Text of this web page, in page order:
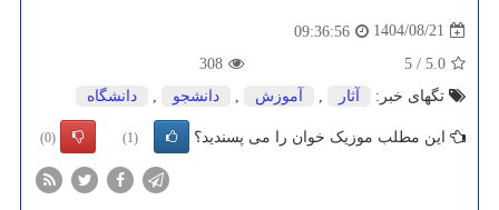
1404/08/21
09:36:56
5.0
/
5
308
تگهای خبر:
آثار , آموزش , دانشجو , دانشگاه
این مطلب موزیک خوان را می پسندید؟ (1)
(0)